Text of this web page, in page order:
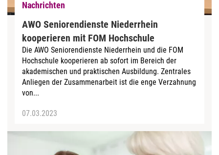
Nachrichten
AWO Seniorendienste Niederrhein
kooperieren mit FOM Hochschule
Die AWO Seniorendienste Niederrhein und die FOM
Hochschule kooperieren ab sofort im Bereich der
akademischen und praktischen Ausbildung. Zentrales
Anliegen der Zusammenarbeit ist die enge Verzahnung
von...
07.03.2023